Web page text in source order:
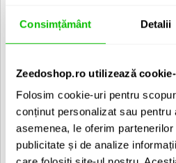
Consimțământ Detalii
Zeedoshop.ro utilizează
Folosim cookie-uri pentru
conținut personalizat sau pentru
asemenea, le oferim
publicitate și de analize
Poti mari sistemul via conector IEC si
un stativ sau pe tavan.
2 x PARI LED prevazuti cu 6 LED-uri x
2 x efecte de lumini Butterfly cu 4
4 x efecte strobo albe 1W
1 x Laser RG 70 / 100 mW
Caracteristici: